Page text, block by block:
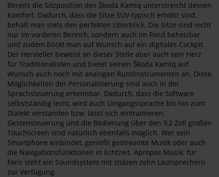
Bereits die Sitzposition des Škoda Kamiq unterstreicht dessen
Komfort. Dadurch, dass die Sitze SUV-typisch erhöht sind,
behält man stets den perfekten Überblick. Die Sitze sind nicht
nur im vorderen Bereich, sondern auch im Fond beheizbar
und zudem blickt man auf Wunsch auf ein digitales Cockpit.
Der Hersteller beweist an dieser Stelle aber auch sein Herz
für Traditionalisten und bietet seinen Škoda Kamiq auf
Wunsch auch noch mit analogen Rundinstrumenten an. Diese
Möglichkeiten der Personalisierung sind auch in der
Sprachsteuerung erkennbar. Dadurch, dass die Software
selbstständig lernt, wird auch Umgangssprache bis hin zum
Dialekt verstanden bzw. lässt sich eintrainieren.
Gestensteuerung und die Bedienung über den 9,2 Zoll großen
Touchscreen sind natürlich ebenfalls möglich. Wer sein
Smartphone einbindet, genießt gestreamte Musik oder auch
die Navigationsfunktionen in Echtzeit. Apropos Musik: für
Fans steht ein Soundsystem mit stolzen zehn Lautsprechern
zur Verfügung.